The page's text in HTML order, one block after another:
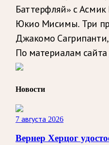
Баттерфляй» с
Юкио Мисимы. Три
Джакомо
По материалам сайта
Новости
7 августа 2026
Вернер Херцог